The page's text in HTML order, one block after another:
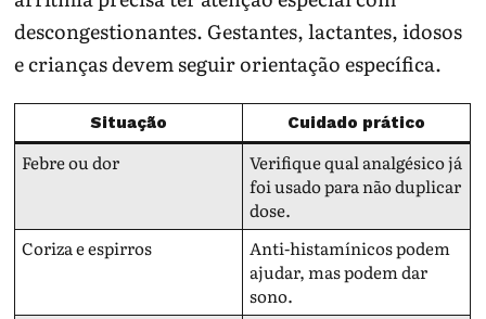
descongestionantes. Gestantes, lactantes, idosos
e crianças devem seguir orientação específica.
Situação Cuidado prático
Febre ou dor
Verifique qual analgésico já
foi usado para não duplicar
dose.
Coriza e espirros
Anti-histamínicos podem
ajudar, mas podem dar
sono.